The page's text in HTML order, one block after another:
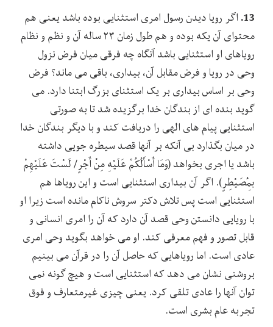
13. اگر رویا دیدن رسول امری استثنایی بوده باشد یعنی هم
محتوای آن یکه بوده و هم طول زمان ۲۳ ساله آن و نظم و نظام
رویاهای او استثنایی باشد آنگاه چه فرقی میان فرض نزول
وحی در رویا و فرض مقابل آن، بیداری، باقی می ماند؟ فرض
وحی بر اساس بیداری بر یک استثنای بزرگ ابتنا دارد. می
گوید بنده ای از بندگان خدا برگزیده شد تا به صورتی
استثنایی پیام های الهی را دریافت کند و با دیگر بندگان خدا
در میان بگذارد بی آنکه بر آنها قصد سیطره جویی داشته
باشد یا اجری بخواهد (وَمَا أَسْأَلُکُمْ عَلَیْهِ مِنْ أَجْرٍ/ لَسْتَ عَلَیْهِمْ
بِمُصَیْطِرٍ). اگر آن بیداری استثنایی است و این رویاها هم
استثنایی است پس تلاش دکتر سروش ناکام مانده است زیرا او
با رویایی دانستن وحی قصد آن دارد که آن را امری انسانی و
قابل تصور و فهم معرفی کند. او می خواهد بگوید وحی امری
عادی است. اما رویاهایی که حاصل آن را در قرآن می بینیم
بروشنی نشان می دهد که استثنایی است و هیچ گونه نمی
توان آنها را عادی تلقی کرد. یعنی چیزی غیرمتعارف و فوق
تجربه عام بشری است.